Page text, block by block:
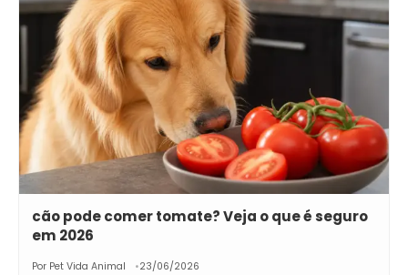
cão pode comer tomate? Veja o que é seguro
em 2026
Por Pet Vida Animal 23/06/2026